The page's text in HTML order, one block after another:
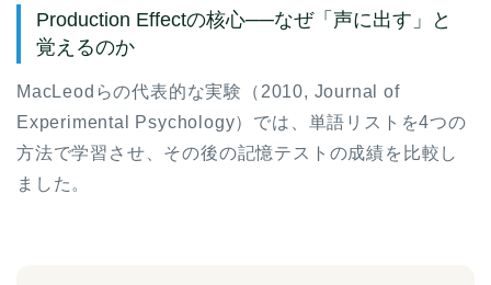
Production Effectの核心──なぜ「声に出す」と
覚えるのか
MacLeodらの代表的な実験（2010, Journal of
Experimental Psychology）では、単語リストを4つの
方法で学習させ、その後の記憶テストの成績を比較し
ました。